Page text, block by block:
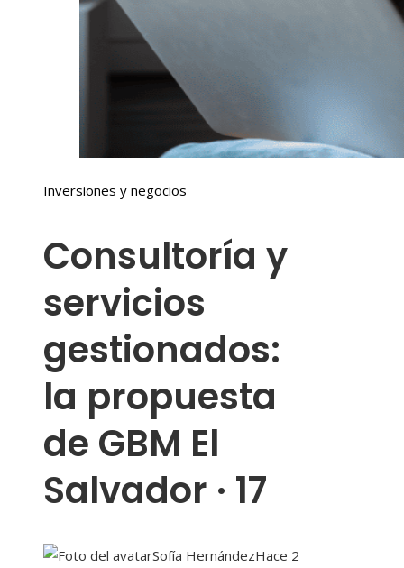
Inversiones y negocios
Consultoría y
servicios
gestionados:
la propuesta
de GBM El
Salvador · 17
Sofía HernándezHace 2